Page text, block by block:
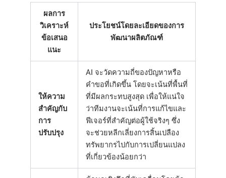
ผลการ
วิเคราะห์
ข้อเสนอ
แนะ
ประโยชน์โดยละเอียดของการ
พัฒนาผลิตภัณฑ์
ให้ความ
สำคัญกับ
การ
ปรับปรุง
AI จะวัดความถี่ของปัญหาหรือ
คำขอที่เกิดขึ้น โดยจะเน้นที่พื้นที่
ที่มีผลกระทบสูงสุด เพื่อให้แน่ใจ
ว่าทีมงานจะเน้นที่การแก้ไขและ
ฟีเจอร์ที่สำคัญต่อผู้ใช้จริงๆ ซึ่ง
จะช่วยหลีกเลี่ยงการสิ้นเปลือง
ทรัพยากรไปกับการเปลี่ยนแปลง
ที่เกี่ยวข้องน้อยกว่า